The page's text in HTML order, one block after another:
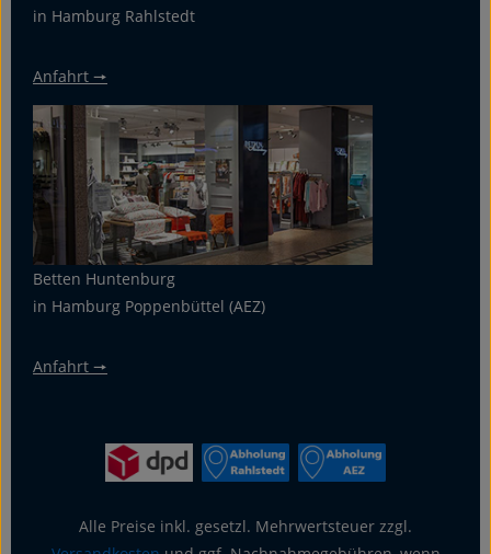
in Hamburg Rahlstedt
Anfahrt 🠖
Betten Huntenburg
in Hamburg Poppenbüttel (AEZ)
Anfahrt 🠖
Alle Preise inkl. gesetzl. Mehrwertsteuer zzgl.